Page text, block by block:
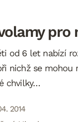
pro
od 6 let nabízí
nichž se mohou
chvilky…
2014